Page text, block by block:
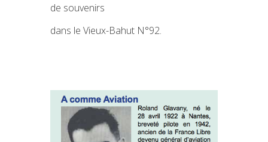
de souvenirs
dans le Vieux-Bahut N°92.